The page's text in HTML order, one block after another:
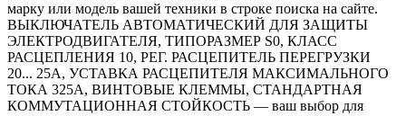
марку или модель вашей техники в строке поиска на сайте.
ВЫКЛЮЧАТЕЛЬ АВТОМАТИЧЕСКИЙ ДЛЯ ЗАЩИТЫ
ЭЛЕКТРОДВИГАТЕЛЯ, ТИПОРАЗМЕР S0, КЛАСС
РАСЦЕПЛЕНИЯ 10, РЕГ. РАСЦЕПИТЕЛЬ ПЕРЕГРУЗКИ
20... 25A, УСТАВКА РАСЦЕПИТЕЛЯ МАКСИМАЛЬНОГО
ТОКА 325A, ВИНТОВЫЕ КЛЕММЫ, СТАНДАРТНАЯ
КОММУТАЦИОННАЯ СТОЙКОСТЬ — ваш выбор для